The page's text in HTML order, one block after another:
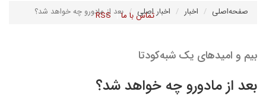
تماس با ما RSS صفحه‌اصلی اخبار اخبار اصلی بعد از مادورو چه خواهد شد؟
بیم و امیدهای یک شبه‌کودتا
بعد از مادورو چه خواهد شد؟